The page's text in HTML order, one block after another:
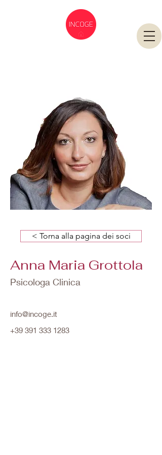
< Torna alla pagina dei soci
Anna Maria Grottola
Psicologa Clinica
info@incoge.it
+39 391 333 1283